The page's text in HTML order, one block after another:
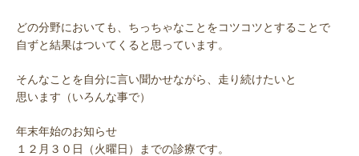
どの分野においても、ちっちゃなことをコツコツとすることで
自ずと結果はついてくると思っています。
そんなことを自分に言い聞かせながら、走り続けたいと
思います（いろんな事で）
年末年始のお知らせ
１２月３０日（火曜日）までの診療です。